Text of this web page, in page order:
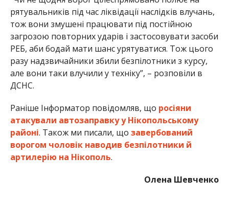
артилерію на Нікополь.
Олена Шевченко
МІТКИ: НОВОСТИ НИКОПОЛЯ